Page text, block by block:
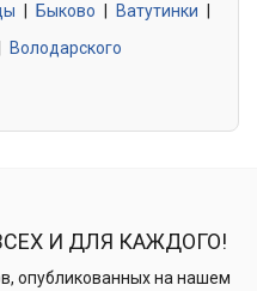
Быково Ватутинки
Володарского
И ДЛЯ КАЖДОГО!
опубликованных на нашем